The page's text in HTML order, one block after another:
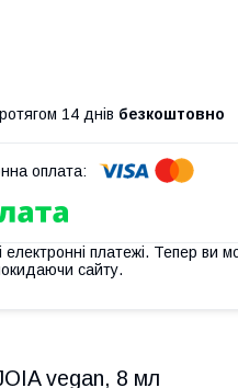
14 днів безкоштовно
електронні платежі. Тепер ви
сайту.
vegan, 8 мл